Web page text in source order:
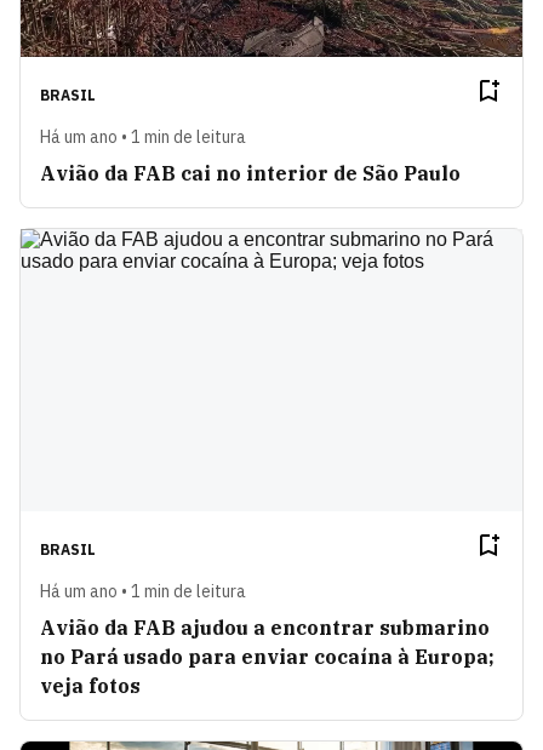
BRASIL
Há um ano • 1 min de leitura
Avião da FAB cai no interior de São Paulo
BRASIL
Há um ano • 1 min de leitura
Avião da FAB ajudou a encontrar submarino
no Pará usado para enviar cocaína à Europa;
veja fotos